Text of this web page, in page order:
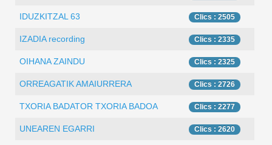
IDUZKITZAL 63 Clics : 2505
IZADIA recording Clics : 2335
OIHANA ZAINDU Clics : 2325
ORREAGATIK AMAIURRERA Clics : 2726
TXORIA BADATOR TXORIA BADOA Clics : 2277
UNEAREN EGARRI Clics : 2620